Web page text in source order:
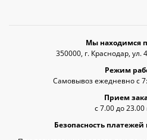
Мы находимся
350000, г. Краснодар, ул.
Режим
Самовывоз ежедневно с
Прием
с 7.00 до
Безопасность